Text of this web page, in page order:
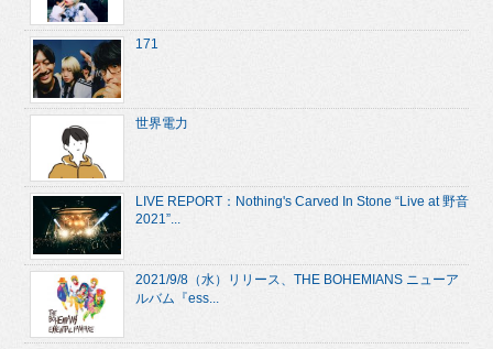
171
世界電力
LIVE REPORT：Nothing's Carved In Stone “Live at 野音
2021”...
2021/9/8（水）リリース、THE BOHEMIANS ニューア
ルバム『ess...